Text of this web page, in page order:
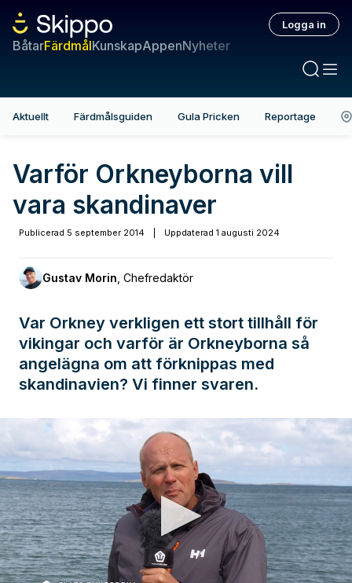
BåtarFärdmålKunskapAppenNyheter
Logga in
Aktuellt Färdmålsguiden Gula Pricken Reportage
Varför Orkneyborna vill
vara skandinaver
Publicerad 5 september 2014 Uppdaterad 1 augusti 2024
Gustav Morin Chefredaktör
Var Orkney verkligen ett stort tillhåll för
vikingar och varför är Orkneyborna så
angelägna om att förknippas med
skandinavien? Vi finner svaren.